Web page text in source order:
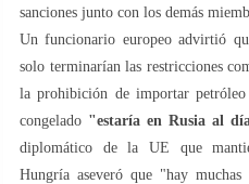
sanciones junto con los demás
Un funcionario europeo advirtió
solo terminarían las restricciones
la prohibición de importar
congelado "estaría en Rusia al
diplomático de la UE que
Hungría aseveró que "hay